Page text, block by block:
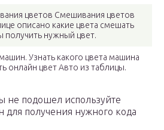
цветов Смешивания цветов
описано какие цвета смешать
получить нужный цвет.
Узнать какого цвета машина
онлайн цвет Авто из таблицы.
не подошел используйте
для получения нужного кода